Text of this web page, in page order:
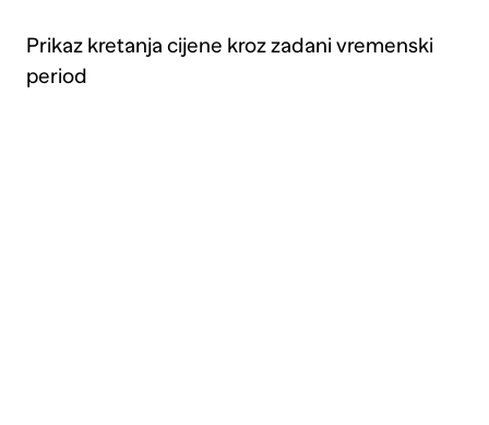
Prikaz kretanja cijene kroz zadani vremenski
period